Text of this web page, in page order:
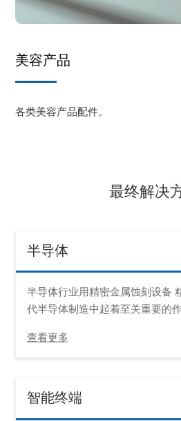
美容产品
各类美容产品配件。
最终解决
半导体
半导体行业用精密金属蚀刻设备
代半导体制造中起着至关重要的作
查看更多
智能终端